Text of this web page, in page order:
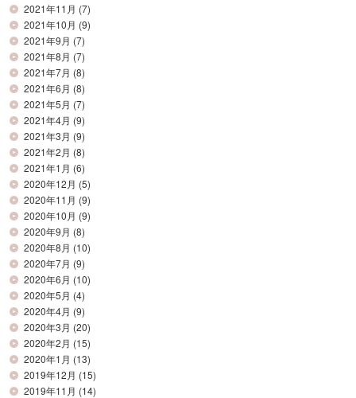
2021年11月 (7)
2021年10月 (9)
2021年9月 (7)
2021年8月 (7)
2021年7月 (8)
2021年6月 (8)
2021年5月 (7)
2021年4月 (9)
2021年3月 (9)
2021年2月 (8)
2021年1月 (6)
2020年12月 (5)
2020年11月 (9)
2020年10月 (9)
2020年9月 (8)
2020年8月 (10)
2020年7月 (9)
2020年6月 (10)
2020年5月 (4)
2020年4月 (9)
2020年3月 (20)
2020年2月 (15)
2020年1月 (13)
2019年12月 (15)
2019年11月 (14)